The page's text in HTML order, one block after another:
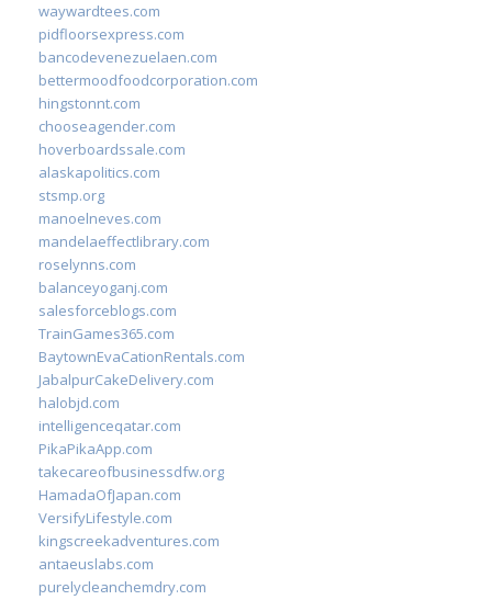
waywardtees.com
pidfloorsexpress.com
bancodevenezuelaen.com
bettermoodfoodcorporation.com
hingstonnt.com
chooseagender.com
hoverboardssale.com
alaskapolitics.com
stsmp.org
manoelneves.com
mandelaeffectlibrary.com
roselynns.com
balanceyoganj.com
salesforceblogs.com
TrainGames365.com
BaytownEvaCationRentals.com
JabalpurCakeDelivery.com
halobjd.com
intelligenceqatar.com
PikaPikaApp.com
takecareofbusinessdfw.org
HamadaOfJapan.com
VersifyLifestyle.com
kingscreekadventures.com
antaeuslabs.com
purelycleanchemdry.com